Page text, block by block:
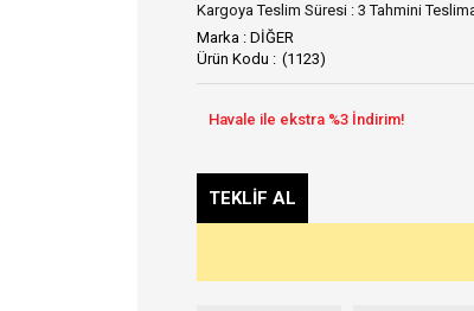
Kargoya Teslim Süresi : 3 Tahmini
Marka : DİĞER
(1123)